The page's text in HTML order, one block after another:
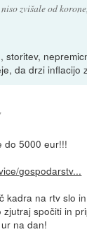
zvišale od
storitev,
da drzi inflacijo
do 5000 eur!!!
gospodarstv...
kadra na rtv slo
spočiti in
na dan!